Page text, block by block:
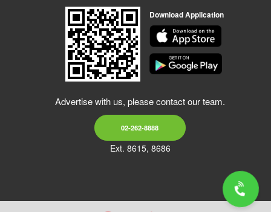
Download Application
Advertise with us, please contact our team.
02-262-8888
Ext. 8615, 8686